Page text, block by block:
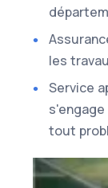
les
Service
tout